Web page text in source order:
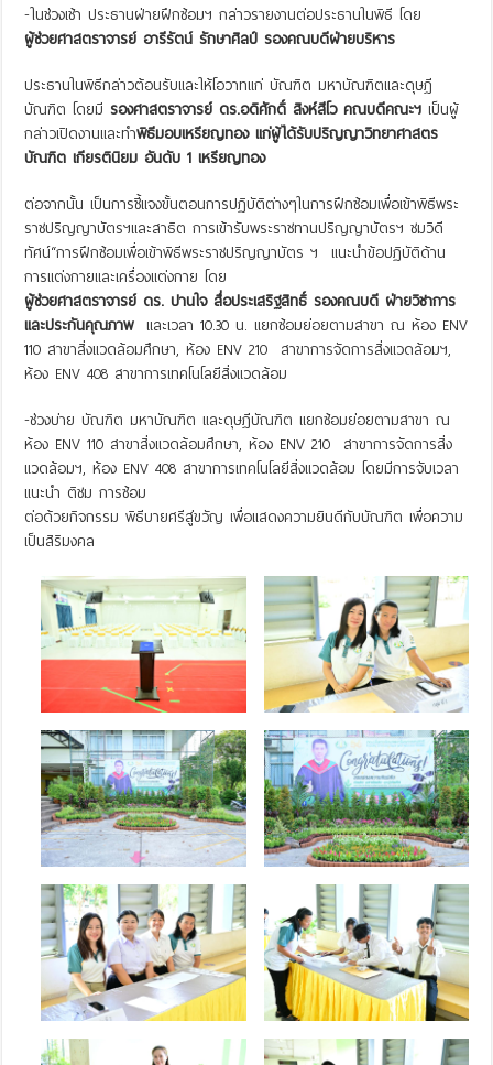
-ในช่วงเช้า ประธานฝ่ายฝึกซ้อมฯ กล่าวรายงานต่อประธานในพิธี โดย
ผู้ช่วยศาสตราจารย์ อารีรัตน์ รักษาศิลป์ รองคณบดีฝ่ายบริหาร
ประธานในพิธีกล่าวต้อนรับและให้โอวาทแก่ บัณฑิต มหาบัณฑิตและดุษฎี
บัณฑิต โดยมีรองศาสตราจารย์ ดร.อดิศักดิ์ สิงห์สีโว คณบดีคณะฯ เป็นผู้
กล่าวเปิดงานและทำพิธีมอบเหรียญทอง แก่ผู้ได้รับปริญญาวิทยาศาสตร
บัณฑิต เกียรตินิยม อันดับ 1 เหรียญทอง
ต่อจากนั้น เป็นการชี้แจงขั้นตอนการปฏิบัติต่างๆในการฝึกซ้อมเพื่อเข้าพิธีพระ
ราชปริญญาบัตรฯและสาธิต การเข้ารับพระราชทานปริญญาบัตรฯ ชมวิดี
ทัศน์“การฝึกซ้อมเพื่อเข้าพิธีพระราชปริญญาบัตร ฯ แนะนำข้อปฏิบัติด้าน
การแต่งกายและเครื่องแต่งกาย โดย
ผู้ช่วยศาสตราจารย์ ดร. ปานใจ สื่อประเสริฐสิทธิ์ รองคณบดี ฝ่ายวิชาการ
และประกันคุณภาพและเวลา 10.30 น. แยกซ้อมย่อยตามสาขา ณ ห้อง ENV
110 สาขาสิ่งแวดล้อมศึกษา, ห้อง ENV 210 สาขาการจัดการสิ่งแวดล้อมฯ,
ห้อง ENV 408 สาขาการเทคโนโลยีสิ่งแวดล้อม
-ช่วงบ่าย บัณฑิต มหาบัณฑิต และดุษฎีบัณฑิต แยกซ้อมย่อยตามสาขา ณ
ห้อง ENV 110 สาขาสิ่งแวดล้อมศึกษา, ห้อง ENV 210 สาขาการจัดการสิ่ง
แวดล้อมฯ, ห้อง ENV 408 สาขาการเทคโนโลยีสิ่งแวดล้อม โดยมีการจับเวลา
แนะนำ ติชม การซ้อม
ต่อด้วยกิจกรรม พิธีบายศรีสู่ขวัญ เพื่อแสดงความยินดีกับบัณฑิต เพื่อความ
เป็นสิริมงคล